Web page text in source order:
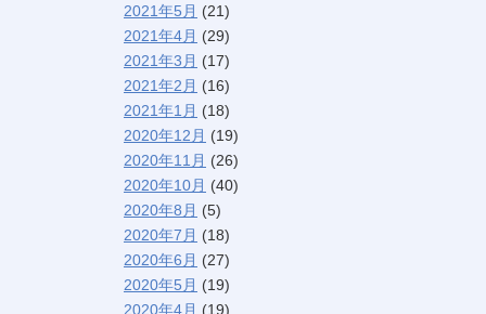
2021年5月 (21)
2021年4月 (29)
2021年3月 (17)
2021年2月 (16)
2021年1月 (18)
2020年12月 (19)
2020年11月 (26)
2020年10月 (40)
2020年8月 (5)
2020年7月 (18)
2020年6月 (27)
2020年5月 (19)
2020年4月 (19)